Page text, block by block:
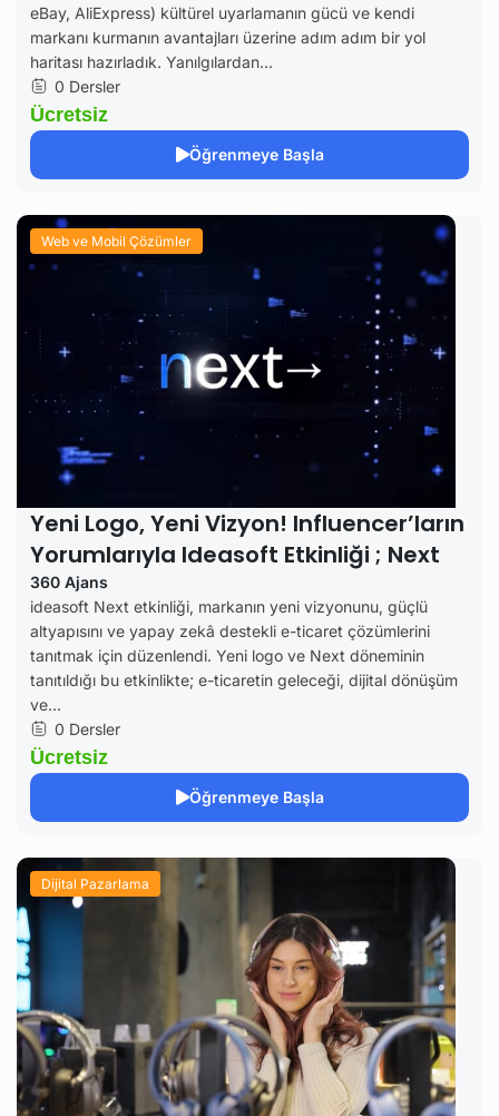
eBay, AliExpress) kültürel uyarlamanın gücü ve kendi
markanı kurmanın avantajları üzerine adım adım bir yol
haritası hazırladık. Yanılgılardan...
0 Dersler
Ücretsiz
Öğrenmeye Başla
Web ve Mobil Çözümler
Yeni Logo, Yeni Vizyon! Influencer’ların
Yorumlarıyla Ideasoft Etkinliği ; Next
360 Ajans
ideasoft Next etkinliği, markanın yeni vizyonunu, güçlü
altyapısını ve yapay zekâ destekli e-ticaret çözümlerini
tanıtmak için düzenlendi. Yeni logo ve Next döneminin
tanıtıldığı bu etkinlikte; e-ticaretin geleceği, dijital dönüşüm
ve...
0 Dersler
Ücretsiz
Öğrenmeye Başla
Dijital Pazarlama